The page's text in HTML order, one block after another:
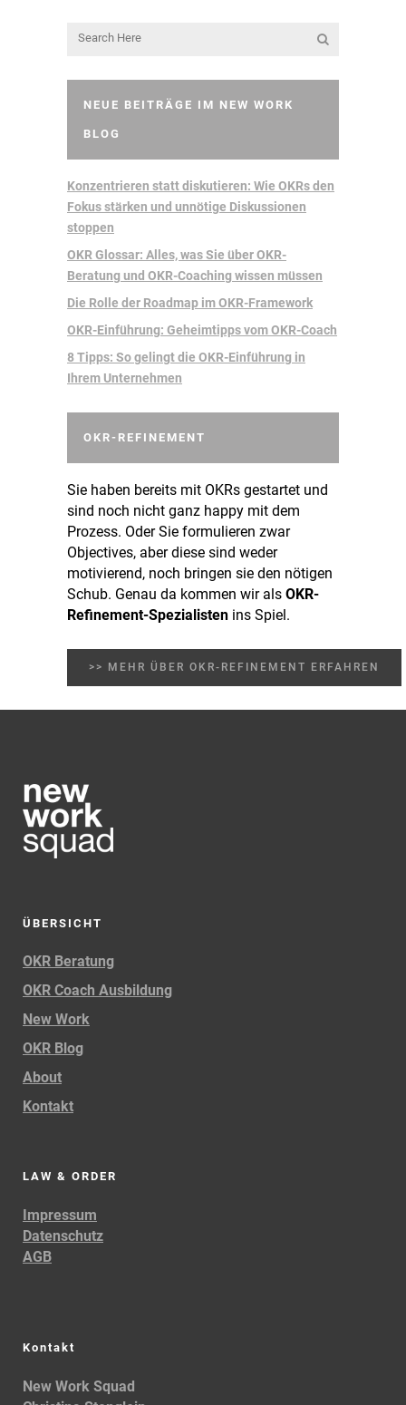
NEUE BEITRÄGE IM NEW WORK
BLOG
Konzentrieren statt diskutieren: Wie OKRs den
Fokus stärken und unnötige Diskussionen
stoppen
OKR Glossar: Alles, was Sie über OKR-
Beratung und OKR-Coaching wissen müssen
Die Rolle der Roadmap im OKR-Framework
OKR-Einführung: Geheimtipps vom OKR-Coach
8 Tipps: So gelingt die OKR-Einführung in
Ihrem Unternehmen
OKR-REFINEMENT
Sie haben bereits mit OKRs gestartet und
sind noch nicht ganz happy mit dem
Prozess. Oder Sie formulieren zwar
Objectives, aber diese sind weder
motivierend, noch bringen sie den nötigen
Schub. Genau da kommen wir als OKR-
Refinement-Spezialisten ins Spiel.
>> MEHR ÜBER OKR-REFINEMENT ERFAHREN
ÜBERSICHT
OKR Beratung
OKR Coach Ausbildung
New Work
OKR Blog
About
Kontakt
LAW & ORDER
Impressum
Datenschutz
AGB
Kontakt
New Work Squad